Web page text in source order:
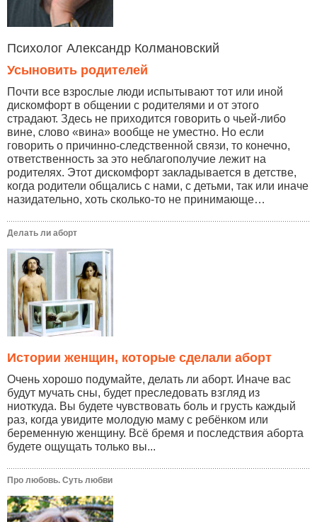
Психолог Александр Колмановский
Усыновить родителей
Почти все взрослые люди испытывают тот или иной
дискомфорт в общении с родителями и от этого
страдают. Здесь не приходится говорить о чьей-либо
вине, слово «вина» вообще не уместно. Но если
говорить о причинно-следственной связи, то конечно,
ответственность за это неблагополучие лежит на
родителях. Этот дискомфорт закладывается в детстве,
когда родители общались с нами, с детьми, так или иначе
назидательно, хоть сколько-то не принимающе…
Делать ли аборт
Истории женщин, которые сделали аборт
Очень хорошо подумайте, делать ли аборт. Иначе вас
будут мучать сны, будет преследовать взгляд из
ниоткуда. Вы будете чувствовать боль и грусть каждый
раз, когда увидите молодую маму с ребёнком или
беременную женщину. Всё бремя и последствия аборта
будете ощущать только вы...
Про любовь. Суть любви